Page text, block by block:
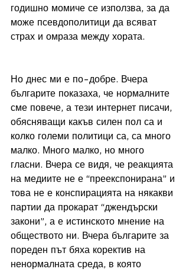
годишно момиче се използва, за да
може псевдополитици да всяват
страх и омраза между хората.
Но днес ми е по-добре. Вчера
българите показаха, че нормалните
сме повече, а тези интернет писачи,
обясняващи какъв силен пол са и
колко големи политици са, са много
малко. Много малко, но много
гласни. Вчера се видя, че реакцията
на медиите не е “преекспонирана” и
това не е конспирацията на някакви
партии да прокарат “джендърски
закони”, а е истинското мнение на
обществото ни. Вчера българите за
пореден път бяха коректив на
ненормалната среда, в която